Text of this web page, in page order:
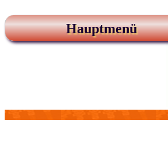
Hauptmenü